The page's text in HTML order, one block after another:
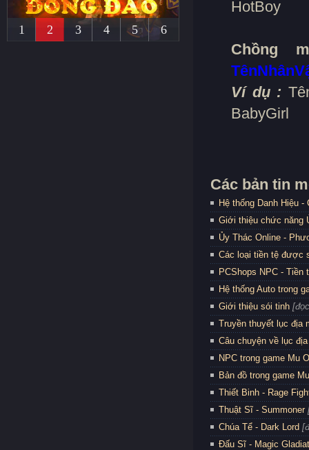
1 2 3 4 5 6
HotBoy
Chồng
Ví dụ :
BabyGirl
Các bản tin
Hệ thống Danh Hiệu
Giới thiệu chức năng
Ủy Thác Online -
Các loại tiền tệ được
PCShops NPC - Tiền
Hệ thống Auto trong
Giới thiệu sói tinh
Truyền thuyết lục địa
Câu chuyện về lục
NPC trong game Mu
Bản đồ trong game
Thiết Binh - Rage
Thuật Sĩ - Summoner
Chúa Tể - Dark Lord
Đấu Sĩ - Magic